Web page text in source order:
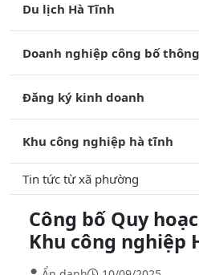
Du lịch Hà Tĩnh
Doanh nghiệp công bố
Đăng ký kinh doanh
Khu công nghiệp hà tĩnh
Tin tức từ xã phường
Công bố Quy
Khu công nghiệp